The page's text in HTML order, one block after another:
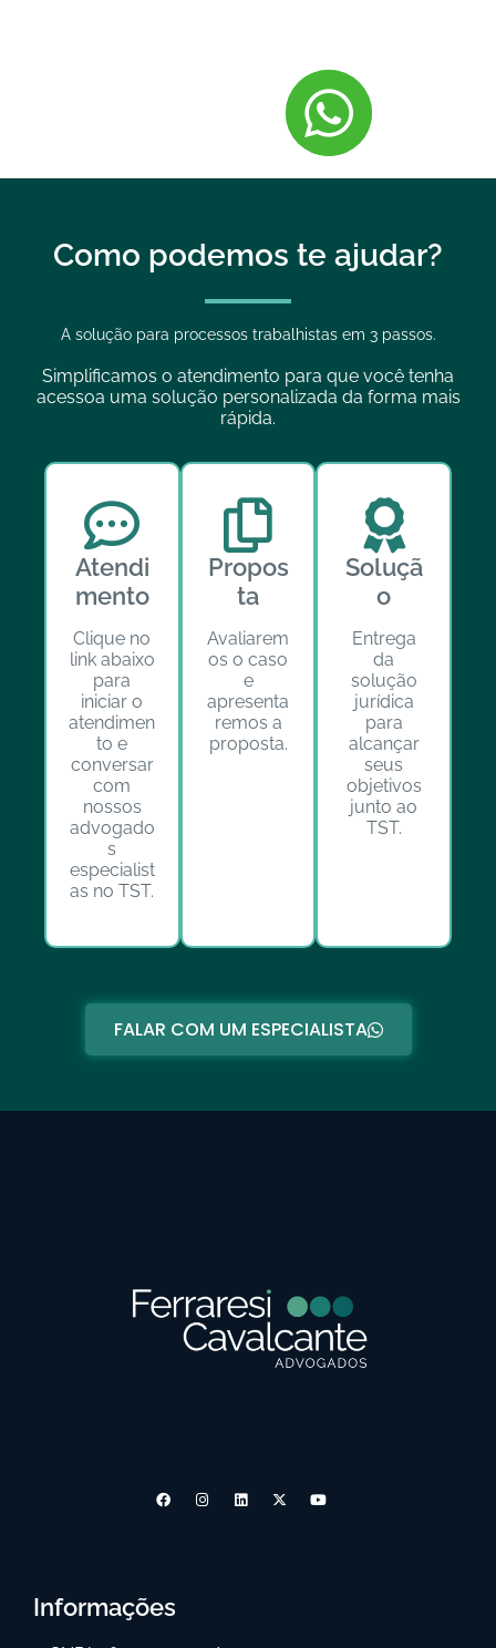
Como podemos te ajudar?
A solução para processos trabalhistas em 3 passos.
Simplificamos o atendimento para que você tenha
acessoa uma solução personalizada da forma mais
rápida.
Atendi
mento
Clique no
link abaixo
para
iniciar o
atendimen
to e
conversar
com
nossos
advogado
s
especialist
as no TST.
Propos
ta
Avaliarem
os o caso
e
apresenta
remos a
proposta.
Soluçã
o
Entrega
da
solução
jurídica
para
alcançar
seus
objetivos
junto ao
TST.
FALAR COM UM ESPECIALISTA
Informações